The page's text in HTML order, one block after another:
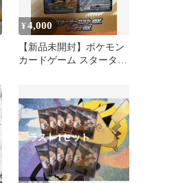
¥4,000
【新品未開封】ポケモン
カードゲーム スターター